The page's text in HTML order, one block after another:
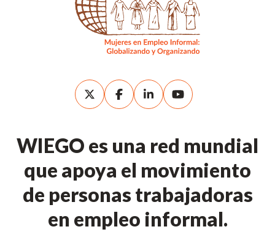
WIEGO es una red mundial
que apoya el movimiento
de personas trabajadoras
en empleo informal.